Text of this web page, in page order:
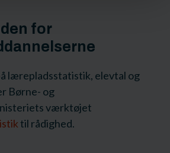
for
lærepladsstatistik, elevtal og
Børne- og
værktøjet
til rådighed.